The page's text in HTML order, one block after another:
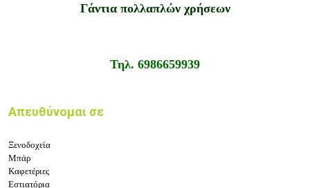
Γάντια πολλαπλών χρήσεων
Τηλ. 6986659939
Απευθύνομαι σε
Ξενοδοχεία
Μπάρ
Καφετέριες
Εστιατόρια